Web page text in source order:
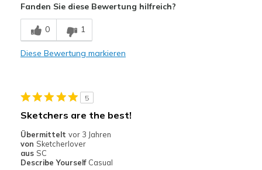
Geeignete Verwendung
Width
Feels true to width
Fanden Sie diese Bewertung hilfreich?
0 1
Diese Bewertung markieren
5
Sketchers are the best!
Übermittelt vor 3 Jahren
von Sketcherlover
aus SC
Describe Yourself Casual